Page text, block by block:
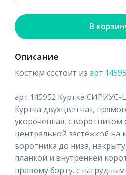
В
Описание
Костюм состоит из
арт.145952 Куртка
Куртка двухцветная,
укороченная, с воротником
центральной застёжкой на
воротника до низа,
планкой и внутренней
правому борту, с